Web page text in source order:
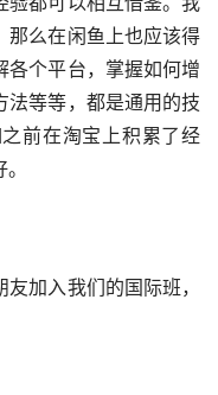
那么在闲鱼上也应该得
各个平台，掌握如何增
法等等，都是通用的技
前在淘宝上积累了经
加入我们的国际班，